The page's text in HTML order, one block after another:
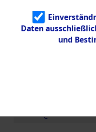
Identifizierun
5.3.3
Todesmärsch
e
Daten
und